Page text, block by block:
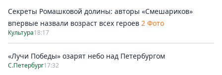
Секреты Ромашковой долины: авторы «Смешариков»
впервые назвали возраст всех героев 2 Фото
Культура18:17
«Лучи Победы» озарят небо над Петербургом
С.Петербург17:32